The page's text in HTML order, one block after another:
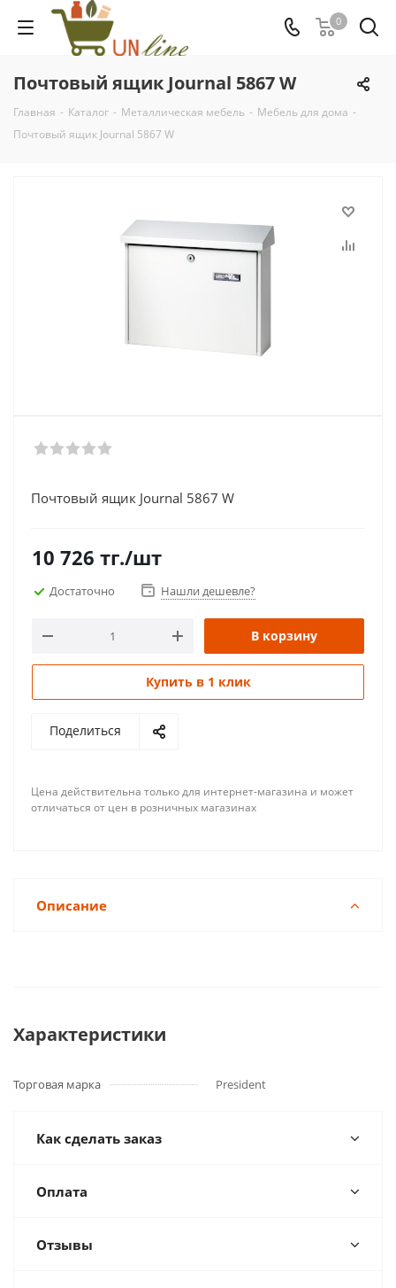
0
Почтовый ящик Journal 5867 W
Главная - Каталог - Металлическая мебель - Мебель для дома -
Почтовый ящик Journal 5867 W
Почтовый ящик Journal 5867 W
10 726 тг./шт
Достаточно Нашли дешевле?
В корзину
Купить в 1 клик
Поделиться
Цена действительна только для интернет-магазина и может
отличаться от цен в розничных магазинах
Описание
Характеристики
Торговая марка President
Как сделать заказ
Оплата
Отзывы